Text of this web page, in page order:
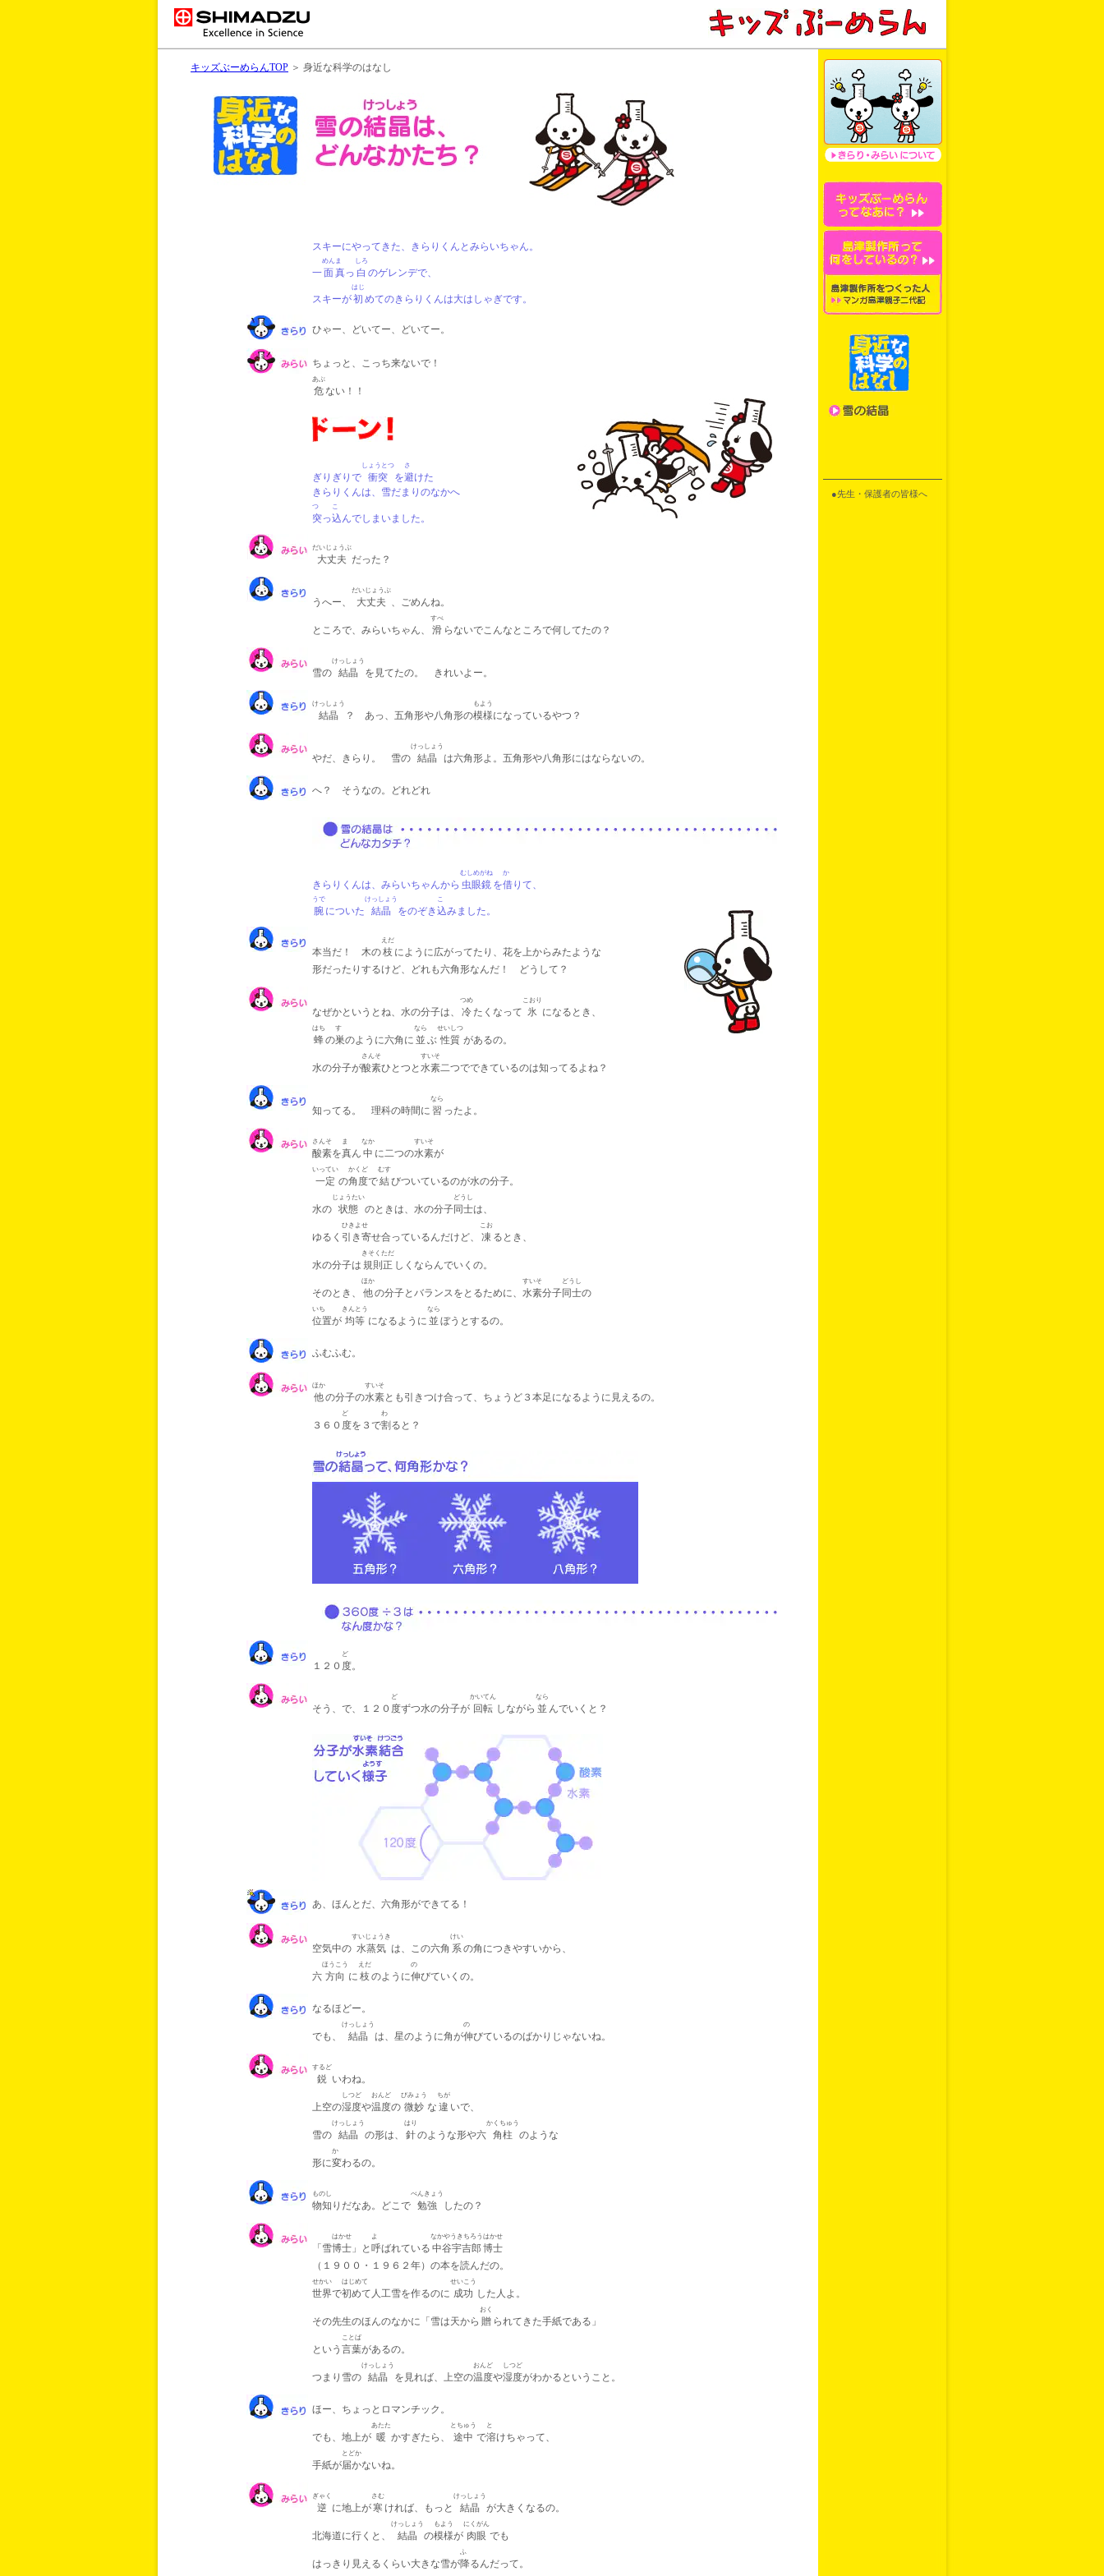
キッズぶーめらんTOP ＞ 身近な科学のはなし
スキーにやってきた、きらりくんとみらいちゃん。
一面
めん
真
ま
っ 白
しろ
のゲレンデで、
スキーが初
はじ
めてのきらりくんは大はしゃぎです。
ひゃー、どいてー、どいてー。
ちょっと、こっち来ないで！
危
あぶ
ない！！
ぎりぎりで 衝突
しょうとつ
を避
さ
けた
きらりくんは、雪だまりのなかへ
突
つ
っ込
こ
んでしまいました。
大丈夫
だいじょうぶ
だった？
うへー、 大丈夫
だいじょうぶ
、ごめんね。
ところで、みらいちゃん、 滑
すべ
らないでこんなところで何してたの？
雪の 結晶
けっしょう
を見てたの。 きれいよー。
結晶
けっしょう
？ あっ、五角形や八角形の模様
もよう
になっているやつ？
やだ、きらり。 雪の 結晶
けっしょう
は六角形よ。五角形や八角形にはならないの。
へ？ そうなの。どれどれ
きらりくんは、みらいちゃんから 虫眼鏡
むしめがね
を借
か
りて、
腕
うで
についた 結晶
けっしょう
をのぞき込
こ
みました。
本当だ！ 木の枝
えだ
にように広がってたり、花を上からみたような
形だったりするけど、どれも六角形なんだ！ どうして？
なぜかというとね、水の分子は、 冷
つめ
たくなって 氷
こおり
になるとき、
蜂
はち
の巣
す
のように六角に 並
なら
ぶ 性質
せいしつ
があるの。
水の分子が酸素
さんそ
ひとつと 水素
すいそ
二つでできているのは知ってるよね？
知ってる。 理科の時間に 習
なら
ったよ。
酸素
さんそ
を真
ま
ん 中
なか
に二つの水素
すいそ
が
一定
いってい
の角度
かくど
で結
むす
びついているのが水の分子。
水の 状態
じょうたい
のときは、水の分子同士
どうし
は、
ゆるく 引き寄せ
ひきよせ
合っているんだけど、 凍
こお
るとき、
水の分子は 規則正
きそくただ
しくならんでいくの。
そのとき、 他
ほか
の分子とバランスをとるために、 水素
すいそ
分子同士
どうし
の
位置
いち
が 均等
きんとう
になるように 並
なら
ぼうとするの。
ふむふむ。
他
ほか
の分子の水素
すいそ
とも引きつけ合って、ちょうど３本足になるように見えるの。
３６０ 度
ど
を３で割
わ
ると？
１２０ 度
ど
。
そう、で、１２０ 度
ど
ずつ水の分子が 回転
かいてん
しながら 並
なら
んでいくと？
あ、ほんとだ、六角形ができてる！
空気中の 水蒸気
すいじょうき
は、この六角 系
けい
の角につきやすいから、
六 方向
ほうこう
に 枝
えだ
のように伸
の
びていくの。
なるほどー。
でも、 結晶
けっしょう
は、星のように角が伸
の
びているのばかりじゃないね。
鋭
するど
いわね。
上空の湿度
しつど
や温度
おんど
の 微妙
びみょう
な 違
ちが
いで、
雪の 結晶
けっしょう
の形は、 針
はり
のような形や六 角柱
かくちゅう
のような
形に変
か
わるの。
物知
ものし
りだなあ。どこで 勉強
べんきょう
したの？
「雪博士
はかせ
」と 呼
よ
ばれている 中谷宇吉郎
なかやうきちろう
博士
はかせ
（１９００・１９６２年）の本を読んだの。
世界
せかい
で初めて
はじめて
人工雪を作るのに 成功
せいこう
した人よ。
その先生のほんのなかに「雪は天から 贈
おく
られてきた手紙である」
という 言葉
ことば
があるの。
つまり雪の 結晶
けっしょう
を見れば、上空の温度
おんど
や湿度
しつど
がわかるということ。
ほー、ちょっとロマンチック。
でも、地上が 暖
あたた
かすぎたら、 途中
とちゅう
で溶
と
けちゃって、
手紙が届か
とどか
ないね。
逆
ぎゃく
に地上が寒
さむ
ければ、もっと 結晶
けっしょう
が大きくなるの。
北海道に行くと、 結晶
けっしょう
の模様
もよう
が 肉眼
にくがん
でも
はっきり見えるくらい大きな雪が降
ふ
るんだって。
●先生・保護者の皆様へ